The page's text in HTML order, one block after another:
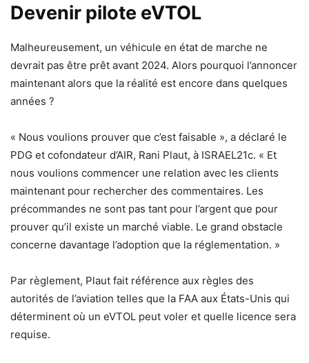
Devenir pilote eVTOL
Malheureusement, un véhicule en état de marche ne
devrait pas être prêt avant 2024. Alors pourquoi l’annoncer
maintenant alors que la réalité est encore dans quelques
années ?
« Nous voulions prouver que c’est faisable », a déclaré le
PDG et cofondateur d’AIR, Rani Plaut, à ISRAEL21c. « Et
nous voulions commencer une relation avec les clients
maintenant pour rechercher des commentaires. Les
précommandes ne sont pas tant pour l’argent que pour
prouver qu’il existe un marché viable. Le grand obstacle
concerne davantage l’adoption que la réglementation. »
Par règlement, Plaut fait référence aux règles des
autorités de l’aviation telles que la FAA aux États-Unis qui
déterminent où un eVTOL peut voler et quelle licence sera
requise.